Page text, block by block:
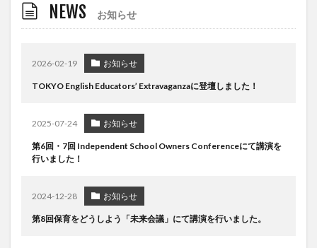
NEWS お知らせ
2026-02-19 お知らせ
TOKYO English Educators’ Extravaganzaに登壇しました！
2025-07-24 お知らせ
第6回・7回 Independent School Owners Conferenceにて講演を
行いました！
2024-12-28 お知らせ
第8回保育をどうしよう「未来会議」にて講演を行いました。